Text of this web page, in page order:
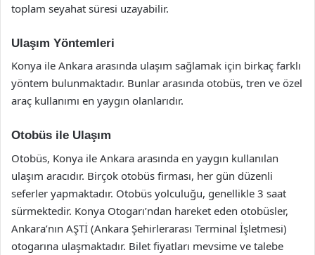
toplam seyahat süresi uzayabilir.
Ulaşım Yöntemleri
Konya ile Ankara arasında ulaşım sağlamak için birkaç farklı
yöntem bulunmaktadır. Bunlar arasında otobüs, tren ve özel
araç kullanımı en yaygın olanlarıdır.
Otobüs ile Ulaşım
Otobüs, Konya ile Ankara arasında en yaygın kullanılan
ulaşım aracıdır. Birçok otobüs firması, her gün düzenli
seferler yapmaktadır. Otobüs yolculuğu, genellikle 3 saat
sürmektedir. Konya Otogarı’ndan hareket eden otobüsler,
Ankara’nın AŞTİ (Ankara Şehirlerarası Terminal İşletmesi)
otogarına ulaşmaktadır. Bilet fiyatları mevsime ve talebe